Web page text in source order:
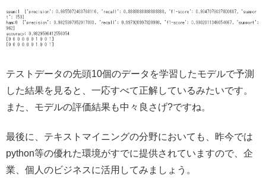
テストデータの先頭10個のデータを学習したモデルで予測
した結果を見ると、一応すべて正解しているみたいです。
また、モデルの評価結果も中々良さげ?ですね。
最後に、テキストマイニングの分野においても、昨今では
python等の優れた環境がすでに提供されていますので、企
業、個人のビジネスに活用してみましょう。